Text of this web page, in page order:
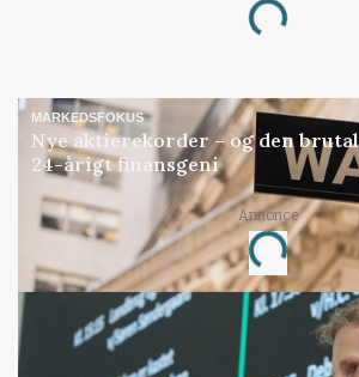
Loading...
MARKEDSFOKUS
Nye aktierekorder – og den
24-årigt finansgeni
Annonce
Loading...